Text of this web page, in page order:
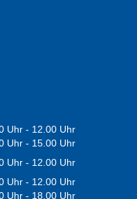
Uhr - 12.00 Uhr
Uhr - 15.00 Uhr
Uhr - 12.00 Uhr
Uhr - 12.00 Uhr
Uhr - 18.00 Uhr